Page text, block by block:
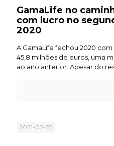
GamaLife no
com lucro no
2020
A GamaLife fechou 2020
45,8 milhões de euros, uma
ao ano anterior. Apesar do
2021-02-25